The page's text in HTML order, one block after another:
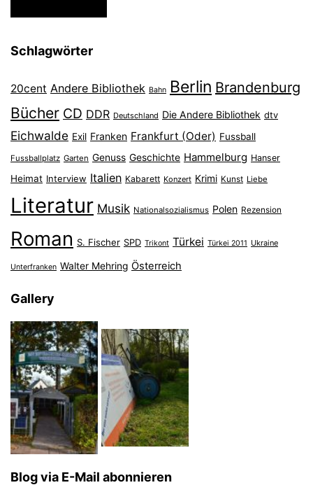
Schlagwörter
20cent Andere Bibliothek Bahn Berlin Brandenburg
Bücher CD DDR Deutschland Die Andere Bibliothek dtv
Eichwalde Exil Franken Frankfurt (Oder) Fussball
Fussballplatz Garten Genuss Geschichte Hammelburg Hanser
Heimat Interview Italien Kabarett Konzert Krimi Kunst Liebe
Literatur Musik Nationalsozialismus Polen Rezension
Roman S. Fischer SPD Trikont Türkei Türkei 2011 Ukraine
Unterfranken Walter Mehring Österreich
Gallery
Blog via E-Mail abonnieren